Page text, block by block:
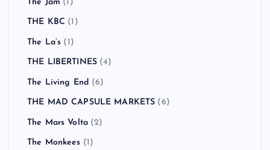
The Jam (1)
THE KBC (1)
The La’s (1)
THE LIBERTINES (4)
The Living End (6)
THE MAD CAPSULE MARKETS (6)
The Mars Volta (2)
The Monkees (1)